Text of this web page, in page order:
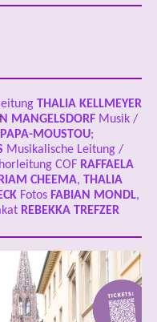
THALIA KELLMEYER
MANGELSDORF Musik /
MOUSTOU;
Musikalische Leitung /
COF RAFFAELA
CHEEMA, THALIA
Fotos FABIAN MONDL,
REBEKKA TREFZER